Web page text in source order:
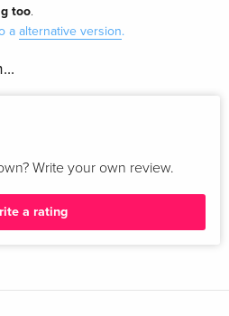
g too.
a alternative version.
Write your own review.
a rating